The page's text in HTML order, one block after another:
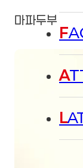
F
A
L
마파두부